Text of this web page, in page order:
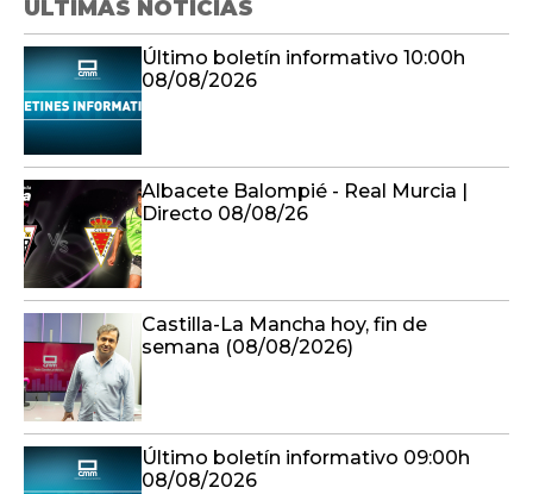
ÚLTIMAS NOTICIAS
Último boletín informativo 10:00h
08/08/2026
Albacete Balompié - Real Murcia |
Directo 08/08/26
Castilla-La Mancha hoy, fin de
semana (08/08/2026)
Último boletín informativo 09:00h
08/08/2026